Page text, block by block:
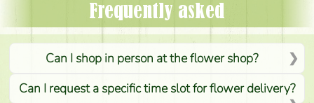
Frequently asked
Can I shop in person at the flower shop?
Can I request a specific time slot for flower delivery?